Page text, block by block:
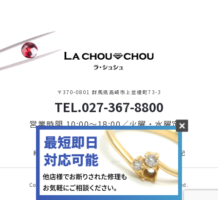
〒370-0801 群馬県高崎市上並榎町73-3
TEL.027-367-8800
営業時間 10:00〜18:00／火曜・水曜定休
利用規約・プライバシーポリシー特定商取引に基づく表記
Copyright © 2021 LA CHOU CHOU. All Rights Reserved.